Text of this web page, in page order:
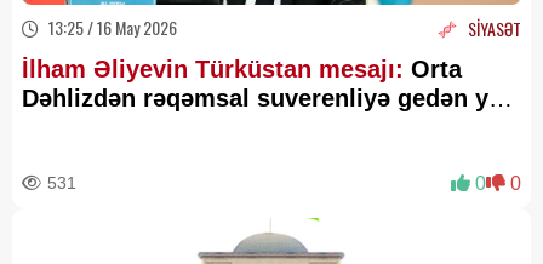
13:25 / 16 May 2026 SİYASƏT
İlham Əliyevin Türküstan mesajı: Orta
Dəhlizdən rəqəmsal suverenliyə gedən yol
531 0 0